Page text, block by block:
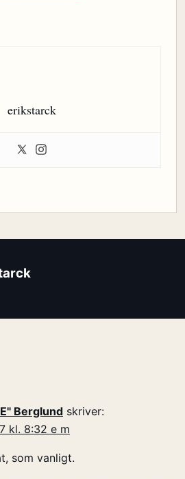
erikstarck
Berglund skriver:
kl. 8:32 e m
som vanligt.